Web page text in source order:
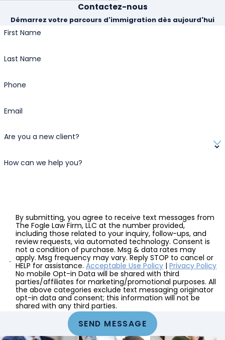
Contactez-nous
Démarrez votre parcours d'immigration dès aujourd'hui
First Name
Last Name
Phone
Email
Are you a new client?
How can we help you?
By submitting, you agree to receive text messages from
The Fogle Law Firm, LLC at the number provided,
including those related to your inquiry, follow-ups, and
review requests, via automated technology. Consent is
not a condition of purchase. Msg & data rates may
apply. Msg frequency may vary. Reply STOP to cancel or
HELP for assistance.Acceptable Use Policy |Privacy Policy
No mobile Opt-in Data will be shared with third
parties/affiliates for marketing/promotional purposes. All
the above categories exclude text messaging originator
opt-in data and consent; this information will not be
shared with any third parties.
SEND MESSAGE